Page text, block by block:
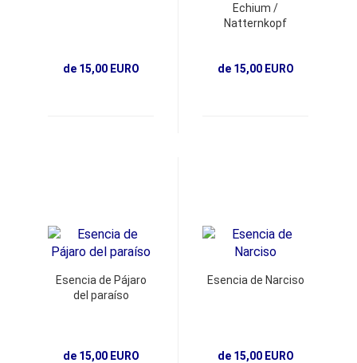
de 15,00 EURO
Echium /
Natternkopf
de 15,00 EURO
Esencia de Pájaro
del paraíso
de 15,00 EURO
Esencia de Narciso
de 15,00 EURO